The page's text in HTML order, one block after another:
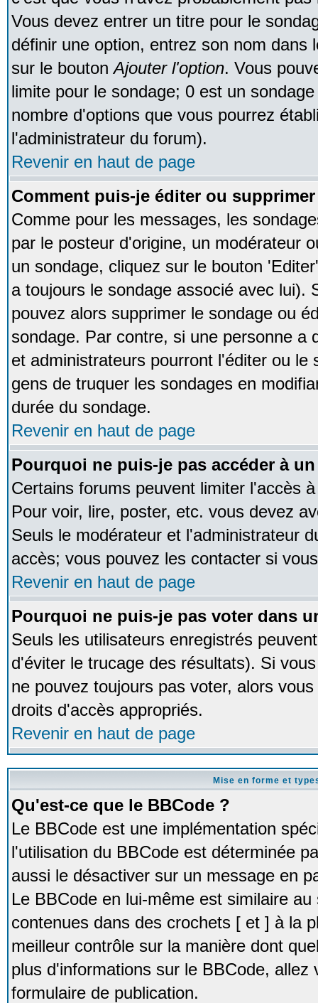
Vous devez entrer un titre pour le
définir une option, entrez son nom dans
sur le boutonAjouter l'option. Vous
limite pour le sondage; 0 est un
nombre d'options que vous pourrez
l'administrateur du forum).
Revenir en haut de page
Comment puis-je éditer ou
Comme pour les messages, les
par le posteur d'origine, un modérateur
un sondage, cliquez sur le bouton
a toujours le sondage associé avec lui).
pouvez alors supprimer le sondage ou
sondage. Par contre, si une personne a
et administrateurs pourront l'éditer ou le
gens de truquer les sondages en
durée du sondage.
Revenir en haut de page
Pourquoi ne puis-je pas accéder à
Certains forums peuvent limiter l'accès
Pour voir, lire, poster, etc. vous devez
Seuls le modérateur et l'administrateur
accès; vous pouvez les contacter si
Revenir en haut de page
Pourquoi ne puis-je pas voter dans
Seuls les utilisateurs enregistrés
d'éviter le trucage des résultats). Si
ne pouvez toujours pas voter, alors
droits d'accès appropriés.
Revenir en haut de page
Mise en forme et
Qu'est-ce que le BBCode ?
Le BBCode est une implémentation
l'utilisation du BBCode est déterminée
aussi le désactiver sur un message en
Le BBCode en lui-même est similaire
contenues dans des crochets [ et ] à la
meilleur contrôle sur la manière dont
plus d'informations sur le BBCode,
formulaire de publication.